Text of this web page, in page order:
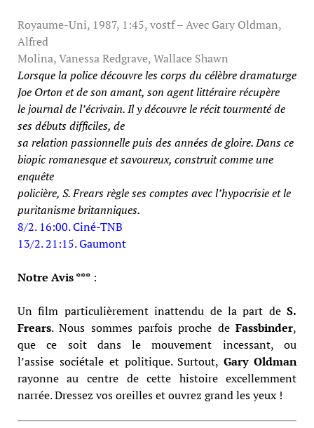
Royaume-Uni, 1987, 1:45, vostf – Avec Gary Oldman,
Alfred
Molina, Vanessa Redgrave, Wallace Shawn
Lorsque la police découvre les corps du célèbre dramaturge
Joe Orton et de son amant, son agent littéraire récupère
lejournal de l’écrivain. Il y découvre le récittourmenté de
ses débuts difficiles, de
sa relation passionnelle puis des annéesde gloire. Dans ce
biopic romanesque etsavoureux, construit comme une
enquête
policière, S. Frears règle ses comptes avecl’hypocrisie et le
puritanisme britanniques.
8/2. 16:00. Ciné-TNB
13/2. 21:15. Gaumont
Notre Avis ***:
Un film particulièrement inattendu de la part deS.
Frears. Nous sommes parfois proche deFassbinder,
que ce soit dans le mouvement incessant, ou
l’assise sociétale et politique. Surtout,Gary Oldman
rayonne au centre de cette histoire excellemment
narrée. Dressez vos oreilles et ouvrez grand les yeux !